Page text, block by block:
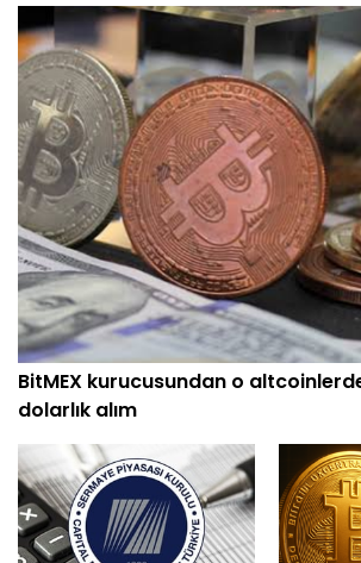
BitMEX kurucusundan o
dolarlık alım